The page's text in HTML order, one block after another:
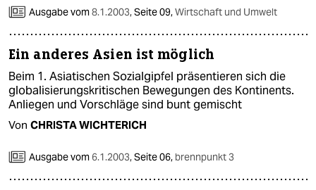
Ausgabe vom8.1.2003,Seite 09,Wirtschaft und Umwelt
Ein anderes Asien ist möglich
Beim 1. Asiatischen Sozialgipfel präsentieren sich die
globalisierungskritischen Bewegungen des Kontinents.
Anliegen und Vorschläge sind bunt gemischt
Von CHRISTA WICHTERICH
Ausgabe vom6.1.2003,Seite 06, brennpunkt 3